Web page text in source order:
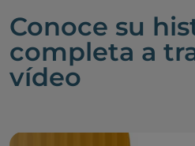
Conoce su
completa a
vídeo